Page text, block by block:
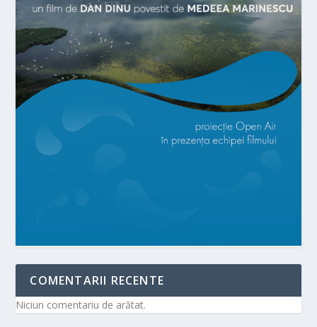
COMENTARII RECENTE
Niciun comentariu de arătat.